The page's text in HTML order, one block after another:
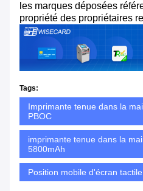
les marques déposées
propriété des propriétaires
Tags:
Imprimante tenue dans la
PBOC
imprimante tenue dans la
5800mAh
Position mobile d'écran